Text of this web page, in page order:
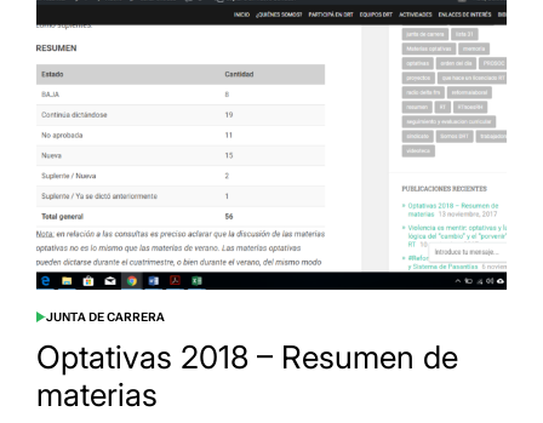
POSTED
JUNTA DE CARRERA
Optativas 2018 – Resumen de
materias